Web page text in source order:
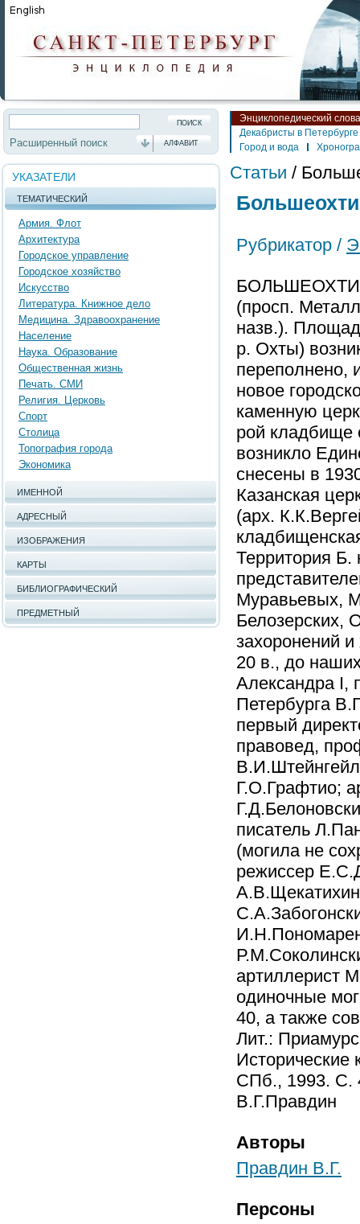
Расширенный поиск АЛФАВИТ
УКАЗАТЕЛИ
ТЕМАТИЧЕСКИЙ
Армия. Флот
Архитектура
Городское управление
Городское хозяйство
Искусство
Литература. Книжное дело
Медицина. Здравоохранение
Население
Наука. Образование
Общественная жизнь
Печать. СМИ
Религия. Церковь
Спорт
Столица
Топография города
Экономика
ИМЕННОЙ
АДРЕСНЫЙ
ИЗОБРАЖЕНИЯ
КАРТЫ
БИБЛИОГРАФИЧЕСКИЙ
ПРЕДМЕТНЫЙ
Энциклопедический
Декабристы в Петербурге
Город и вода
Статьи /
Рубрикатор /
(просп.
назв.).
р. Охты)
переполнено,
новое
каменную
рой кладбище
возникло
снесены в
Казанская
(арх.
Территория Б.
Муравьевых,
Белозерских,
захоронений
20 в., до
Александра I,
Петербурга
первый
правовед,
Г.О.Графтио;
писатель
(могила не
режиссер
артиллерист
одиночные
40, а также
Лит.:
Исторические
СПб., 1993. С.
В.Г.Правдин
Авторы
Правдин В.Г.
Персоны